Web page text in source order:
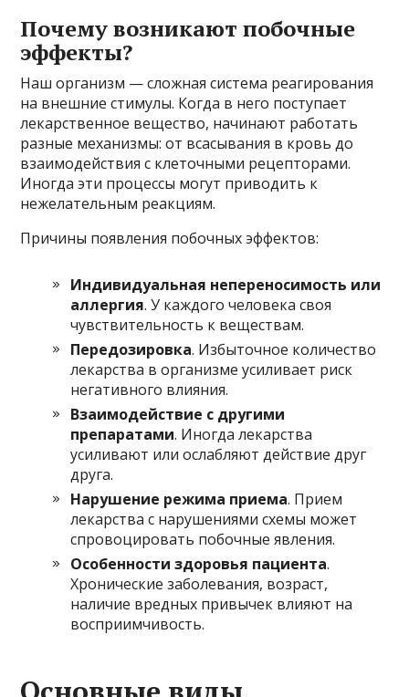
Почему возникают побочные
эффекты?
Наш организм — сложная система реагирования
на внешние стимулы. Когда в него поступает
лекарственное вещество, начинают работать
разные механизмы: от всасывания в кровь до
взаимодействия с клеточными рецепторами.
Иногда эти процессы могут приводить к
нежелательным реакциям.
Причины появления побочных эффектов:
Индивидуальная непереносимость или
аллергия. У каждого человека своя
чувствительность к веществам.
Передозировка. Избыточное количество
лекарства в организме усиливает риск
негативного влияния.
Взаимодействие с другими
препаратами. Иногда лекарства
усиливают или ослабляют действие друг
друга.
Нарушение режима приема. Прием
лекарства с нарушениями схемы может
спровоцировать побочные явления.
Особенности здоровья пациента.
Хронические заболевания, возраст,
наличие вредных привычек влияют на
восприимчивость.